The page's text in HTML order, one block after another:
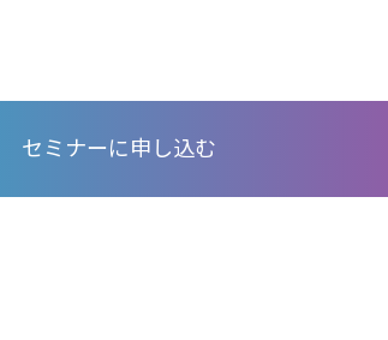
セミナーに申し込む